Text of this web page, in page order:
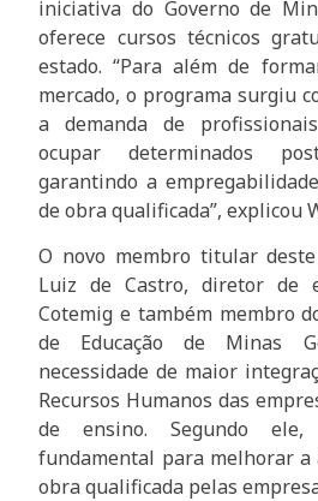
iniciativa do Governo de
oferece cursos técnicos
estado. “Para além de
mercado, o programa surgiu
a demanda de
ocupar determinados
garantindo a
de obra qualificada”, explicou
O novo membro titular
Luiz de Castro, diretor de
Cotemig e também membro
de Educação de Minas
necessidade de maior
Recursos Humanos das
de ensino. Segundo
fundamental para melhorar a
obra qualificada pelas